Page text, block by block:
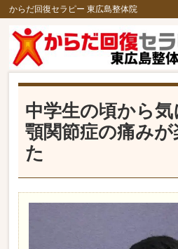
からだ回復セラピー 東広島整体院
中学生の頃から
顎関節症の痛み
た